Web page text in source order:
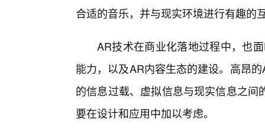
合适的音乐，并与现实环境进行有趣的
AR技术在商业化落地过程中，也
能力，以及AR内容生态的建设。高昂
的信息过载、虚拟信息与现实信息之
要在设计和应用中加以考虑。